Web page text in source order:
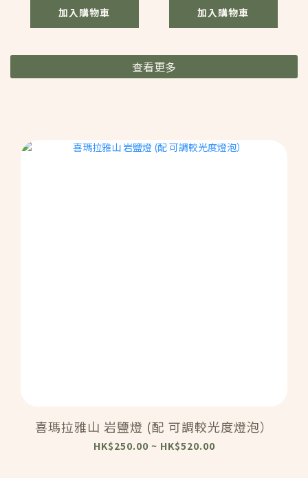
加入購物車 加入購物車
查看更多
喜瑪拉雅山 岩鹽燈 (配 可調較光度燈泡）
HK$250.00 ~ HK$520.00